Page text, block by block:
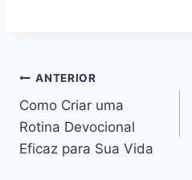
b
o
o
k
A
p
p
ANTERIOR
Como Criar uma
Rotina Devocional
Eficaz para Sua Vida